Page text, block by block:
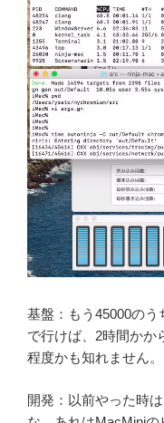
基盤：もう45000のう
で行けば、2時間かか
程度かも知れません。
開発：以前やった時